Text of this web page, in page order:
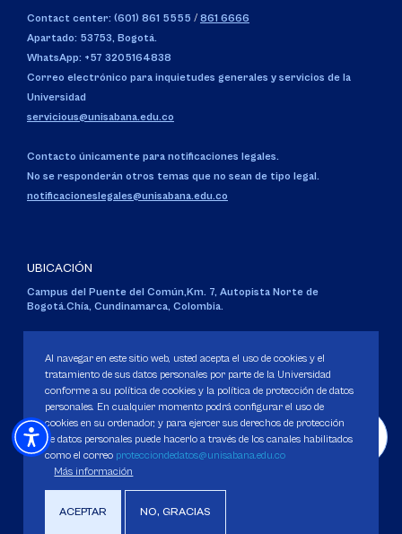
Contact center: (601) 861 5555 / 861 6666
Apartado: 53753, Bogotá.
WhatsApp: +57 3205164838
Correo electrónico para inquietudes generales y servicios de la
Universidad
servicious@unisabana.edu.co
Contacto únicamente para notificaciones legales.
No se responderán otros temas que no sean de tipo legal.
notificacioneslegales@unisabana.edu.co
UBICACIÓN
Campus del Puente del Común,Km. 7, Autopista Norte de
Bogotá.Chía, Cundinamarca, Colombia.
Personería Jurídica:Resolución 130 del 14 de enero de 1980.
Ministerio de Educación Nacional.
Política de Protección de datos
Derechos Pecuniarios
Al navegar en este sitio web, usted acepta el uso de cookies y el
tratamiento de sus datos personales por parte de la Universidad
conforme a su política de cookies y la política de protección de datos
personales. En cualquier momento podrá configurar el uso de
cookies en su ordenador, y para ejercer sus derechos de protección
de datos personales puede hacerlo a través de los canales habilitados
como el correo protecciondedatos@unisabana.edu.co
Más información
ACEPTAR NO, GRACIAS